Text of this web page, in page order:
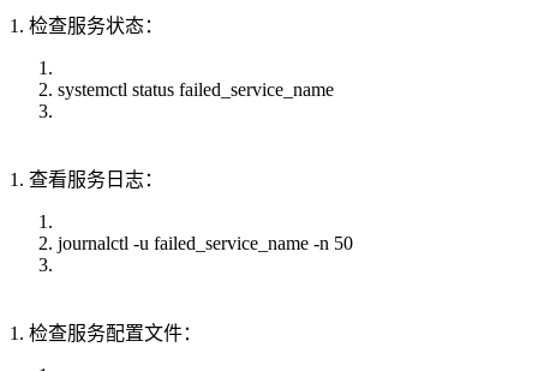
1. 检查服务状态：
systemctl status failed_service_name
1. 查看服务日志：
journalctl -u failed_service_name -n 50
1. 检查服务配置文件：